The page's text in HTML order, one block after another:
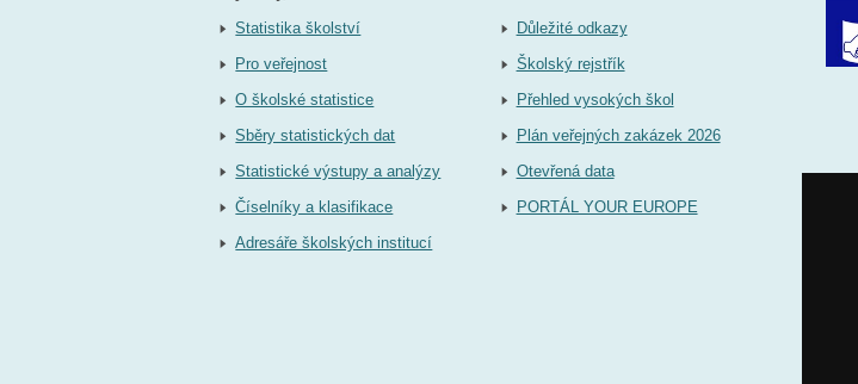
Statistika školství
Pro veřejnost
O školské statistice
Sběry statistických dat
Statistické výstupy a analýzy
Číselníky a klasifikace
Adresáře školských institucí
Důležité odkazy
Školský rejstřík
Přehled vysokých škol
Plán veřejných zakázek 2026
Otevřená data
PORTÁL YOUR EUROPE